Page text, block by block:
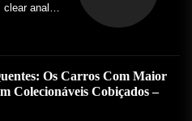
analog
Os Carros Com Maior
Colecionáveis ​​Cobiçados –